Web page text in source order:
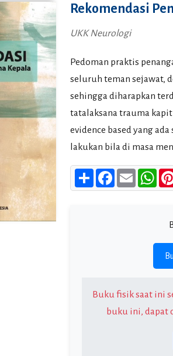
Rekomendasi
UKK Neurologi
Pedoman praktis
seluruh teman sejawat,
sehingga diharapkan
tatalaksana trauma
evidence based yang
lakukan bila di masa
Share Facebook
Email
Buku fisik saat ini
buku ini, dapat